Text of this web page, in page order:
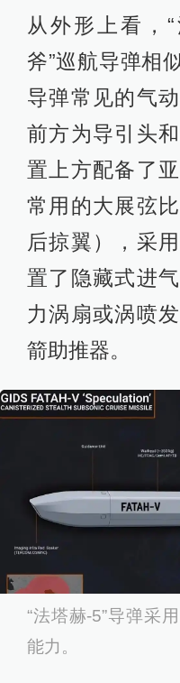
从外形上看，
斧”巡航导弹相
导弹常见的气
前方为导引头
置上方配备了
常用的大展弦
后掠翼），采
置了隐藏式进
力涡扇或涡喷
箭助推器。
“法塔赫-5”导弹采
能力。